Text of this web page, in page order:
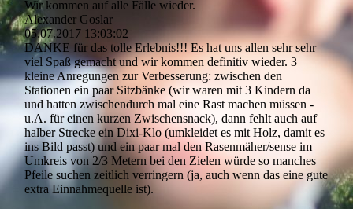
Wir kommen auf alle Fälle wieder.
Alexander Goslar
05.07.2017 13:03:02
DANKE für das tolle Erlebnis!!! Es hat uns allen sehr sehr
viel Spaß gemacht und wir kommen definitiv wieder. 3
kleine Anregungen zur Verbesserung: zwischen den
Stationen ein paar Sitzbänke (wir waren mit 3 Kindern da
und hatten zwischendurch mal eine Rast machen müssen -
u.A. für einen kurzen Zwischensnack), dann fehlt auch auf
halber Strecke ein Dixi-Klo (umkleidet es mit Holz, damit es
ins Bild passt) und ein paar mal den Rasenmäher/sense im
Umkreis von 2/3 Metern bei den Zielen würde so manches
Pfeile suchen zeitlich verringern (ja, auch wenn das eine gute
extra Einnahmequelle ist).